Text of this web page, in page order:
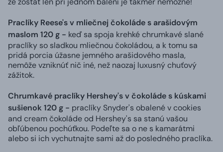
Praclíky Reese's v mliečnej čokoláde s arašidovým
maslom 120 g - keď sa spoja krehké chrumkavé slané
praclíky so sladkou mliečnou čokoládou, a k tomu sa
pridá porcia úžasne jemného arašidového masla,
nemôže vzniknúť nič iné, než naozaj luxusný chuťový
zážitok.
Chrumkavé praclíky Hershey's v čokoláde s kúskami
sušienok 120 g - praclíky Snyder's obalené v cookies
and cream čokoláde od Hershey's sa stanú vašou
obľúbenou pochúťkou. Podeľte sa o ne s kamarátmi
alebo si ich vychutnajte sami až do posledného praclíka.